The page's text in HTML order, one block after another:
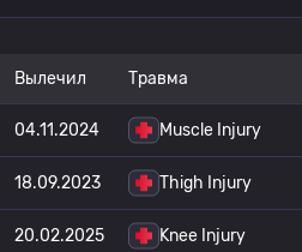
Вылечил Травма
04.11.2024 Muscle Injury
18.09.2023 Thigh Injury
20.02.2025 Knee Injury